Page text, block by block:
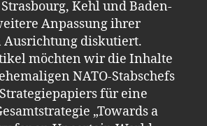
Kehl und Baden-
Anpassung ihrer
Ausrichtung diskutiert.
möchten wir die Inhalte
NATO-Stabschefs
für eine
„Towards a